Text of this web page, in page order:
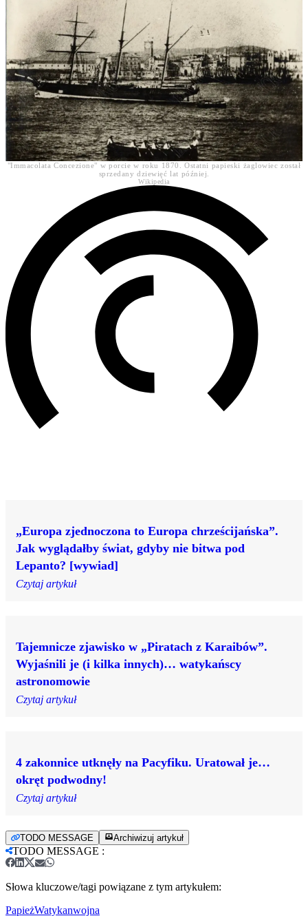
"Immacolata Concezione" w porcie w roku 1870. Ostatni papieski żaglowiec został
sprzedany dziewięć lat później.
Wikipedia
„Europa zjednoczona to Europa chrześcijańska”.
Jak wyglądałby świat, gdyby nie bitwa pod
Lepanto? [wywiad]
Czytaj artykuł
Tajemnicze zjawisko w „Piratach z Karaibów”.
Wyjaśnili je (i kilka innych)… watykańscy
astronomowie
Czytaj artykuł
4 zakonnice utknęły na Pacyfiku. Uratował je…
okręt podwodny!
Czytaj artykuł
TODO MESSAGE Archiwizuj artykuł
TODO MESSAGE :
Słowa kluczowe/tagi powiązane z tym artykułem:
PapieżWatykanwojna